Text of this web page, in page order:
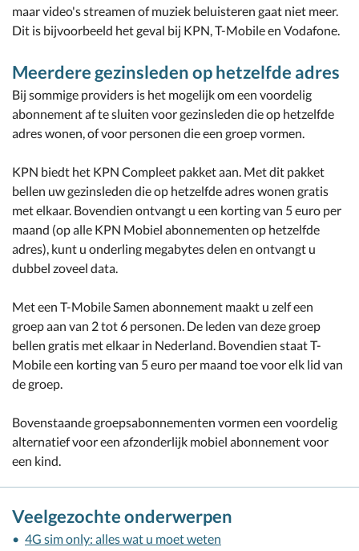
maar video's streamen of muziek beluisteren gaat niet meer.
Dit is bijvoorbeeld het geval bij KPN, T-Mobile en Vodafone.
Meerdere gezinsleden op hetzelfde adres
Bij sommige providers is het mogelijk om een voordelig
abonnement af te sluiten voor gezinsleden die op hetzelfde
adres wonen, of voor personen die een groep vormen.
KPN biedt het KPN Compleet pakket aan. Met dit pakket
bellen uw gezinsleden die op hetzelfde adres wonen gratis
met elkaar. Bovendien ontvangt u een korting van 5 euro per
maand (op alle KPN Mobiel abonnementen op hetzelfde
adres), kunt u onderling megabytes delen en ontvangt u
dubbel zoveel data.
Met een T-Mobile Samen abonnement maakt u zelf een
groep aan van 2 tot 6 personen. De leden van deze groep
bellen gratis met elkaar in Nederland. Bovendien staat T-
Mobile een korting van 5 euro per maand toe voor elk lid van
de groep.
Bovenstaande groepsabonnementen vormen een voordelig
alternatief voor een afzonderlijk mobiel abonnement voor
een kind.
Veelgezochte onderwerpen
4G sim only: alles wat u moet weten